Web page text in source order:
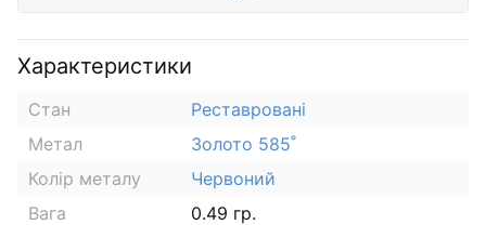
Характеристики
Стан
Реставровані
Метал
Золото 585˚
Колір металу
Червоний
Вага
0.49 гр.